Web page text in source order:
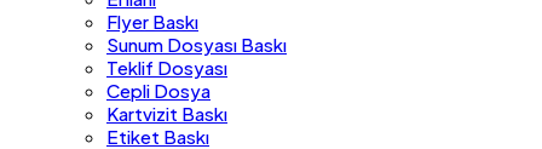
Flyer Baskı
Sunum Dosyası Baskı
Teklif Dosyası
Cepli Dosya
Kartvizit Baskı
Etiket Baskı